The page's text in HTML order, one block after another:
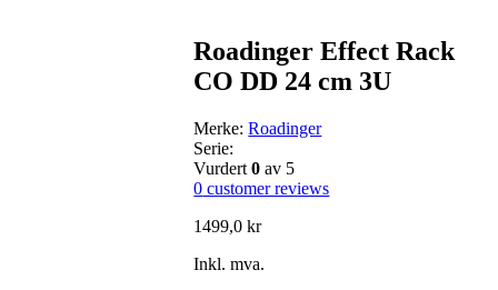
Roadinger Effect Rack
CO DD 24 cm 3U
Merke:Roadinger
Serie:
Vurdert0 av 5
0 customer reviews
1499,0kr
Inkl. mva.